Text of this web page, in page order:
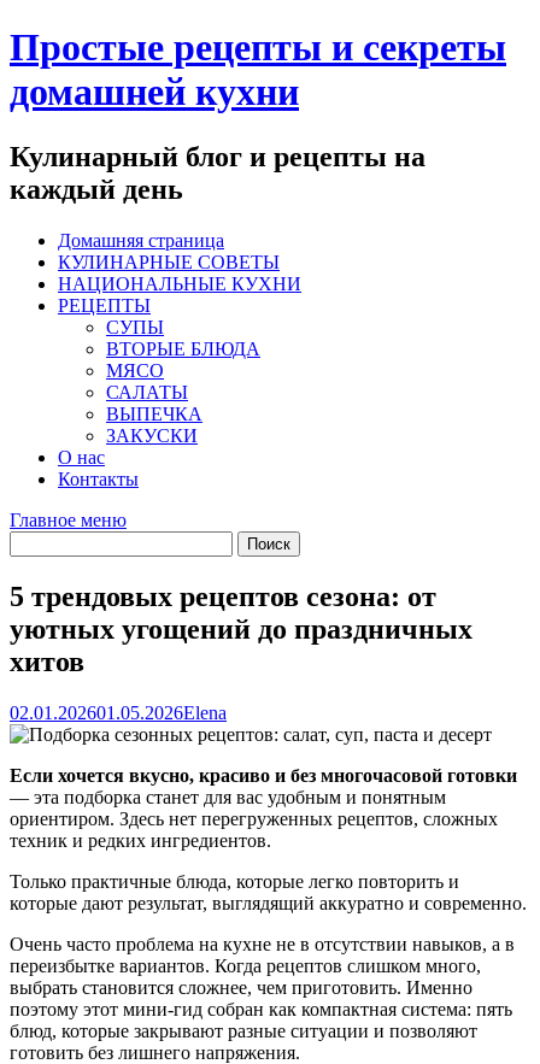
Перейти
к
Простые рецепты и секреты
домашней кухни
Кулинарный блог и рецепты на
каждый день
Домашняя страница
КУЛИНАРНЫЕ СОВЕТЫ
НАЦИОНАЛЬНЫЕ КУХНИ
РЕЦЕПТЫ
СУПЫ
ВТОРЫЕ БЛЮДА
МЯСО
САЛАТЫ
ВЫПЕЧКА
ЗАКУСКИ
О нас
Контакты
Главное меню
5 трендовых рецептов сезона: от
уютных угощений до праздничных
хитов
02.01.202601.05.2026Elena
Если хочется вкусно, красиво и без многочасовой готовки
— эта подборка станет для вас удобным и понятным
ориентиром. Здесь нет перегруженных рецептов, сложных
техник и редких ингредиентов.
Только практичные блюда, которые легко повторить и
которые дают результат, выглядящий аккуратно и современно.
Очень часто проблема на кухне не в отсутствии навыков, а в
переизбытке вариантов. Когда рецептов слишком много,
выбрать становится сложнее, чем приготовить. Именно
поэтому этот мини-гид собран как компактная система: пять
блюд, которые закрывают разные ситуации и позволяют
готовить без лишнего напряжения.